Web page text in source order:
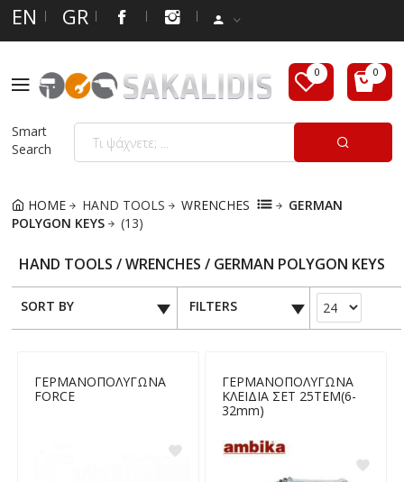
EN GR
Smart
Search
HOME HAND TOOLS WRENCHES
GERMAN
POLYGON KEYS
(13)
HAND TOOLS / WRENCHES / GERMAN POLYGON KEYS
SORT BY FILTERS
ΓΕΡΜΑΝΟΠΟΛΥΓΩΝΑ
FORCE
ΓΕΡΜΑΝΟΠΟΛΥΓΩΝΑ
ΚΛΕΙΔΙΑ ΣΕΤ 25ΤΕΜ(6-
32mm)